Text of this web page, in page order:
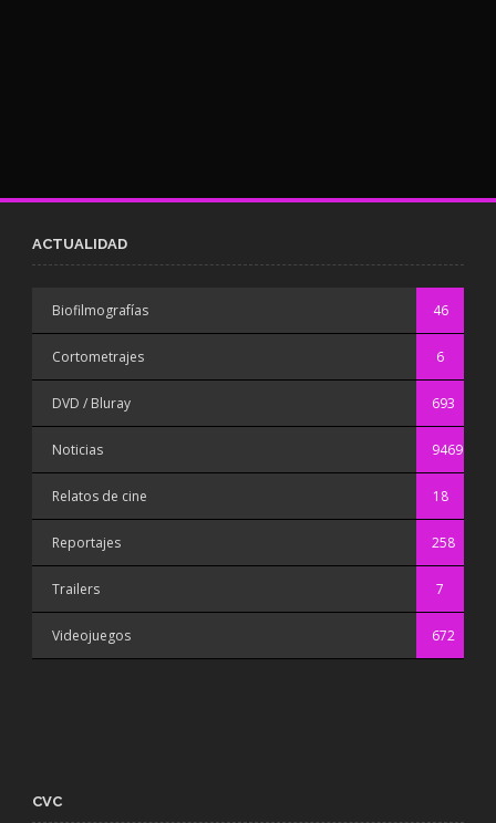
ACTUALIDAD
Biofilmografías 46
Cortometrajes 6
DVD / Bluray 693
Noticias 9469
Relatos de cine 18
Reportajes 258
Trailers 7
Videojuegos 672
CVC